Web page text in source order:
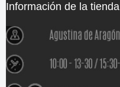
Información de la tienda